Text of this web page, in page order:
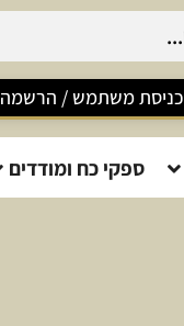
כניסת משתמש / הרשמה
ספקי כח ומודדים